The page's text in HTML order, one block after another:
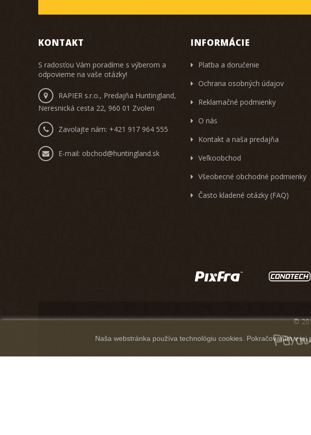
KONTAKT
S radosťou Vám poradíme s výberom a
odpovieme na vaše otázky!
RAPIER s.r.o., Predajňa Huntingland,
Neresnická cesta 22, 960 01 Zvolen
Zavolajte nám: +421 917 964 555
E-mail: obchod@huntingland.sk
INFORMÁCIE
Platba a doručenie
Ochrana osobných údajov
Reklamačné podmienky
O nás
Kontakt a naša predajňa
Veľkoobchod
Všeobecné obchodné podmienky
Často kladené otázky (FAQ)
Naša webstránka používa technológiu cookies. Pokračovaním v
©